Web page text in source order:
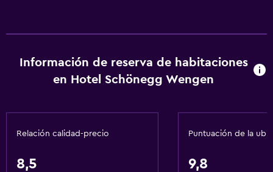
Información de reserva de habitaciones
en Hotel Schönegg Wengen
Relación calidad-precio
8,5
Puntuación de la
9,8